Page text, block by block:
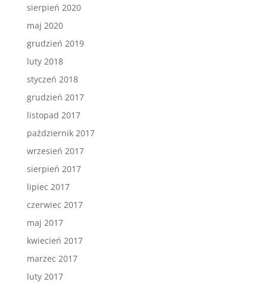
sierpień 2020
maj 2020
grudzień 2019
luty 2018
styczeń 2018
grudzień 2017
listopad 2017
październik 2017
wrzesień 2017
sierpień 2017
lipiec 2017
czerwiec 2017
maj 2017
kwiecień 2017
marzec 2017
luty 2017